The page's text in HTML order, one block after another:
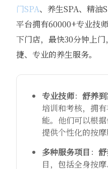
门SPA、养生SPA、精油
平台拥有60000+专业技
下门店，最快30分钟上
捷、专业的养生服务。
专业技师： 舒养
培训和考核，拥
能。他们可以根
提供个性化的按摩
多种服务项目 ：
目，包括全身按摩